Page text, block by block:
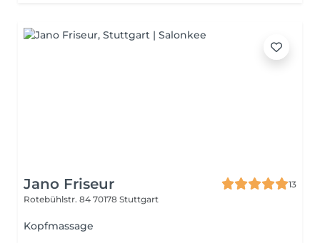
Jano Friseur
13
Rotebühlstr. 84 70178 Stuttgart
Kopfmassage